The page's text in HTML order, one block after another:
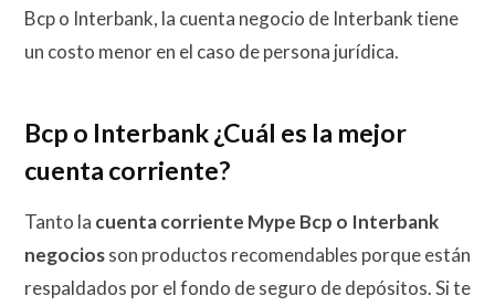
Bcp o Interbank, la cuenta negocio de Interbank tiene
un costo menor en el caso de persona jurídica.
Bcp o Interbank ¿Cuál es la mejor
cuenta corriente?
Tanto la cuenta corriente Mype Bcp o Interbank
negociosson productos recomendables porque están
respaldados por el fondo de seguro de depósitos. Si te